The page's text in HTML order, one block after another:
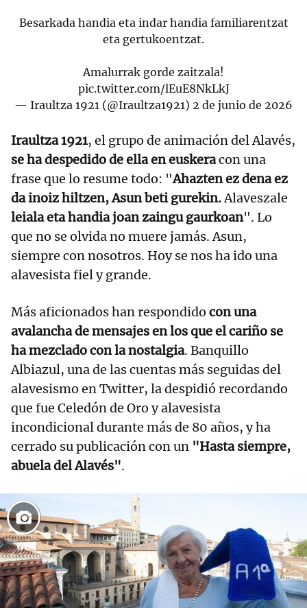
Besarkada handia eta indar handia familiarentzat
eta gertukoentzat.
Amalurrak gorde zaitzala!
pic.twitter.com/lEuE8NkLkJ
— Iraultza 1921 (@Iraultza1921) 2 de junio de 2026
Iraultza 1921, el grupo de animación del Alavés,
se ha despedido de ella en euskeracon una
frase que lo resume todo: "Ahazten ez dena ez
da inoiz hiltzen, Asun beti gurekin.Alaveszale
leiala eta handia joan zaingu gaurkoan". Lo
que no se olvida no muere jamás. Asun,
siempre con nosotros. Hoy se nos ha ido una
alavesista fiel y grande.
Más aficionados han respondido con una
avalancha de mensajes en los que el cariño se
ha mezclado con la nostalgia. Banquillo
Albiazul, una de las cuentas más seguidas del
alavesismo en Twitter, la despidió recordando
que fue Celedón de Oro y alavesista
incondicional durante más de 80 años, y ha
cerrado su publicación con un "Hasta siempre,
abuela del Alavés".
66